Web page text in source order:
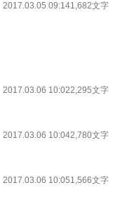
2017.03.05 09:141,682文字
2017.03.06 10:022,295文字
2017.03.06 10:042,780文字
2017.03.06 10:051,566文字